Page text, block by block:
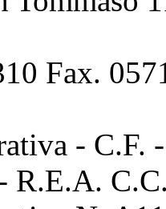
Fax.
- C.F.
R.E.A.